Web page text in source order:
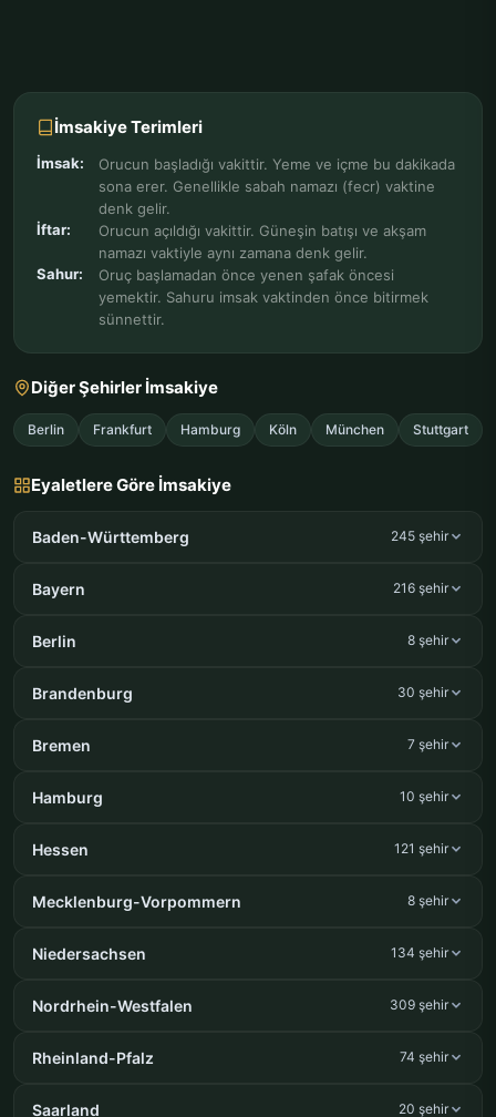
İmsakiye Terimleri
İmsak:
Orucun başladığı vakittir. Yeme ve içme bu dakikada
sona erer. Genellikle sabah namazı (fecr) vaktine
denk gelir.
İftar:
Orucun açıldığı vakittir. Güneşin batışı ve akşam
namazı vaktiyle aynı zamana denk gelir.
Sahur:
Oruç başlamadan önce yenen şafak öncesi
yemektir. Sahuru imsak vaktinden önce bitirmek
sünnettir.
Diğer Şehirler İmsakiye
Berlin Frankfurt Hamburg Köln München Stuttgart
Eyaletlere Göre İmsakiye
Baden-Württemberg 245 şehir
Bayern 216 şehir
Berlin 8 şehir
Brandenburg 30 şehir
Bremen 7 şehir
Hamburg 10 şehir
Hessen 121 şehir
Mecklenburg-Vorpommern 8 şehir
Niedersachsen 134 şehir
Nordrhein-Westfalen 309 şehir
Rheinland-Pfalz 74 şehir
Saarland 20 şehir